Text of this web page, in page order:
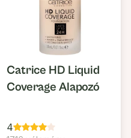
Catrice HD Liquid
Coverage Alapozó
4